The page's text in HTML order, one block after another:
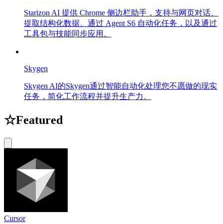
Starizon AI 提供 Chrome 侧边栏助手，支持与网页对话、
提取结构化数据、通过 Agent S6 自动化任务，以及通过
工具包与技能同步应用。
Skygen
Skygen AI的Skygen通过智能自动化处理您不愿做的现实
任务，简化工作流程并提升生产力。
☆Featured
Cursor